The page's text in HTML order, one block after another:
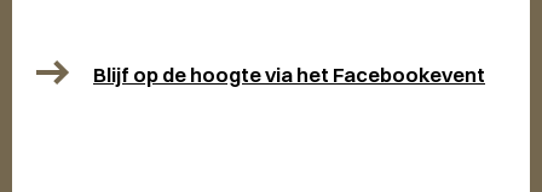
Blijf op de hoogte via het Facebookevent